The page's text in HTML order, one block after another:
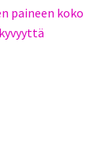
paineen koko